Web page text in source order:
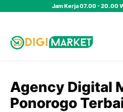
Jam Kerja 07.00 - 20.00
Agency Digital
Ponorogo